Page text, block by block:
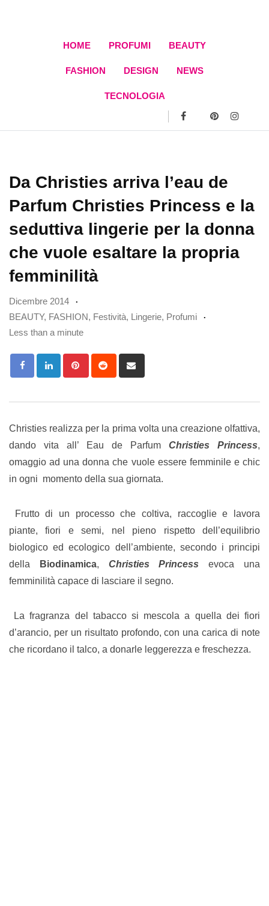
HOME PROFUMI BEAUTY
FASHION DESIGN NEWS
TECNOLOGIA
Da Christies arriva l’eau de
Parfum Christies Princess e la
seduttiva lingerie per la donna
che vuole esaltare la propria
femminilità
Dicembre 2014
BEAUTY, FASHION, Festività, Lingerie, Profumi
Less than a minute
PinterestReddit
via
Christies realizza per la prima volta una creazione olfattiva,
dando vita all’ Eau de Parfum Christies Princess,
omaggio ad una donna che vuole essere femminile e chic
in ogni momento della sua giornata.
Frutto di un processo che coltiva, raccoglie e lavora
piante, fiori e semi, nel pieno rispetto dell’equilibrio
biologico ed ecologico dell’ambiente, secondo i principi
della
Biodinamica, Christies Princess
evoca una
femminilità capace di lasciare il segno.
La fragranza del tabacco si mescola a quella dei fiori
d’arancio, per un risultato profondo, con una carica di note
che ricordano il talco, a donarle leggerezza e freschezza.